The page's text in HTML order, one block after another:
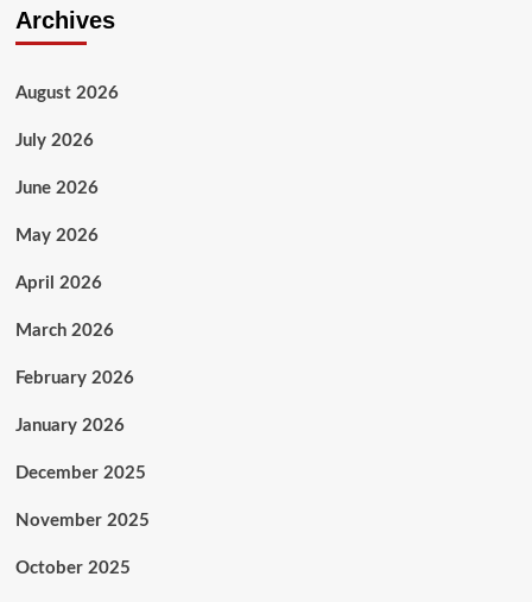
Archives
August 2026
July 2026
June 2026
May 2026
April 2026
March 2026
February 2026
January 2026
December 2025
November 2025
October 2025